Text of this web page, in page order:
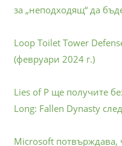
за „неподходящ“ да
Loop Toilet Tower
(февруари 2024 г.)
Lies of P ще получите
Long: Fallen Dynasty
Microsoft потвърждава,